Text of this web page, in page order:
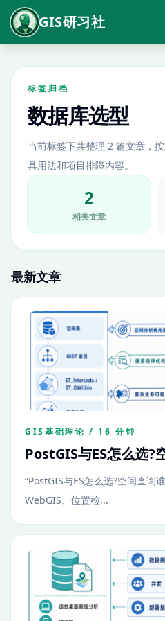
GIS研习社
标签归档
数据库选型
当前标签下共整理 2 篇文章，
具用法和项目排障内容。
2
相关文章
最新文章
GIS基础理论 / 16 分钟
PostGIS与ES怎么选?
“PostGIS与ES怎么选?空间查询
WebGIS、位置检...